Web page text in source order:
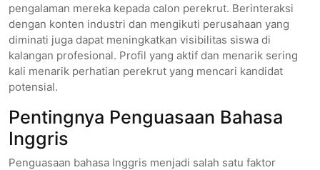
pengalaman mereka kepada calon perekrut. Berinteraksi
dengan konten industri dan mengikuti perusahaan yang
diminati juga dapat meningkatkan visibilitas siswa di
kalangan profesional. Profil yang aktif dan menarik sering
kali menarik perhatian perekrut yang mencari kandidat
potensial.
Pentingnya Penguasaan Bahasa
Inggris
Penguasaan bahasa Inggris menjadi salah satu faktor